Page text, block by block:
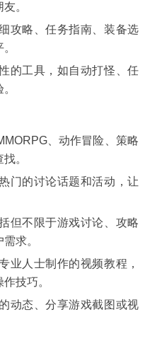
。
攻略、任务指南、装备选
的工具，如自动打怪、任
、动作冒险、策略
。
门的讨论话题和活动，让
但不限于游戏讨论、攻略
求。
业人士制作的视频教程，
技巧。
动态、分享游戏截图或视